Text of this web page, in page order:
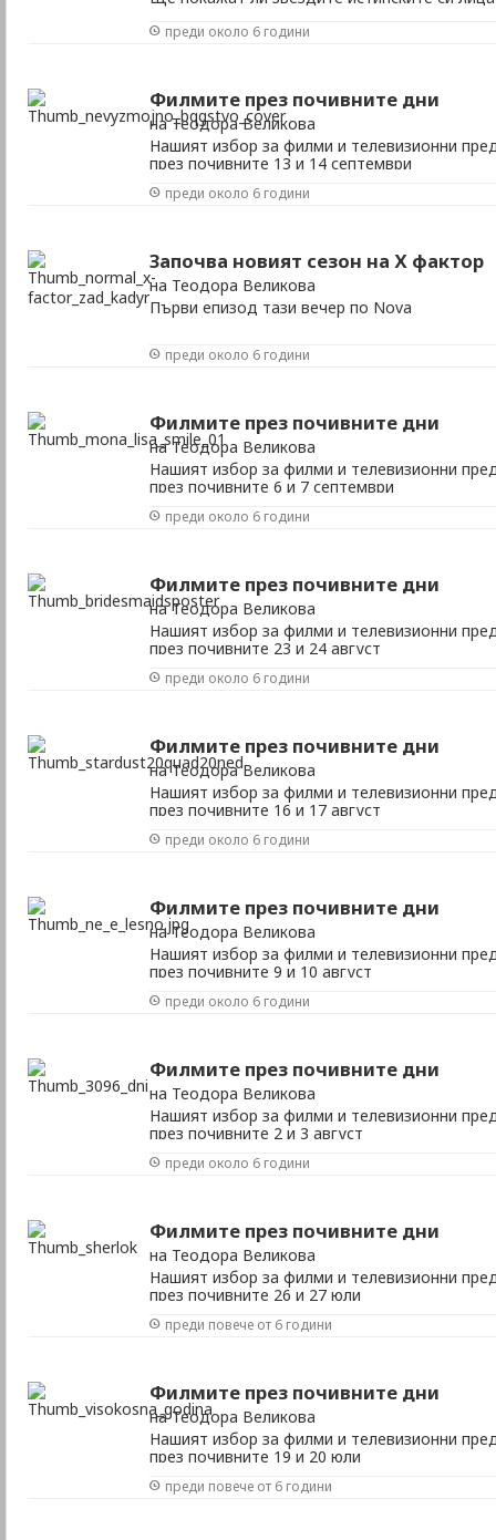
преди около 6 години
Филмите през почивните дни
на Теодора Великова
Нашият избор за филми и телевизионни
през почивните 13 и 14 септември
преди около 6 години
Започва новият сезон на Х фактор
на Теодора Великова
Първи епизод тази вечер по Nova
преди около 6 години
Филмите през почивните дни
на Теодора Великова
Нашият избор за филми и телевизионни
през почивните 6 и 7 септември
преди около 6 години
Филмите през почивните дни
на Теодора Великова
Нашият избор за филми и телевизионни
през почивните 23 и 24 август
преди около 6 години
Филмите през почивните дни
на Теодора Великова
Нашият избор за филми и телевизионни
през почивните 16 и 17 август
преди около 6 години
Филмите през почивните дни
на Теодора Великова
Нашият избор за филми и телевизионни
през почивните 9 и 10 август
преди около 6 години
Филмите през почивните дни
на Теодора Великова
Нашият избор за филми и телевизионни
през почивните 2 и 3 август
преди около 6 години
Филмите през почивните дни
на Теодора Великова
Нашият избор за филми и телевизионни
през почивните 26 и 27 юли
преди повече от 6 години
Филмите през почивните дни
на Теодора Великова
Нашият избор за филми и телевизионни
през почивните 19 и 20 юли
преди повече от 6 години